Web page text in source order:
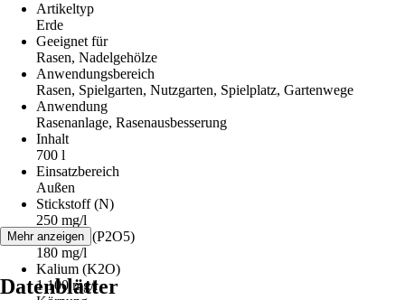
Artikeltyp
Erde
Geeignet für
Rasen, Nadelgehölze
Anwendungsbereich
Rasen, Spielgarten, Nutzgarten, Spielplatz, Gartenwege
Anwendung
Rasenanlage, Rasenausbesserung
Inhalt
700 l
Einsatzbereich
Außen
Stickstoff (N)
250 mg/l
Phosphat (P2O5)
180 mg/l
Kalium (K2O)
1 100 mg/l
Mehr anzeigen
Datenblätter